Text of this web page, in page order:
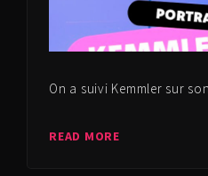
On a suivi ‪Kemmler sur
READ MORE